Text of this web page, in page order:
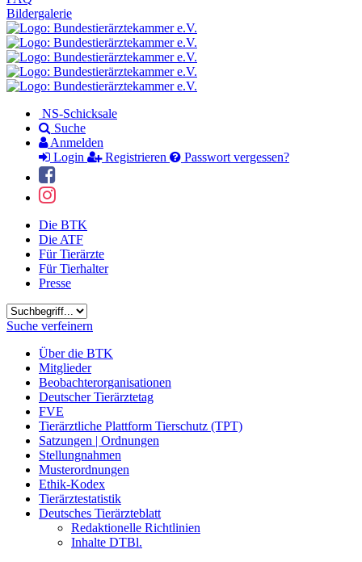
Bildergalerie
NS-Schicksale
Suche
Anmelden
Login
Registrieren Passwort vergessen?
Die BTK
Die ATF
Für Tierärzte
Für Tierhalter
Presse
Suchbegriff
Suche verfeinern
Über die BTK
Mitglieder
Beobachterorganisationen
Deutscher Tierärztetag
FVE
Tierärztliche Plattform Tierschutz (TPT)
Satzungen | Ordnungen
Stellungnahmen
Musterordnungen
Ethik-Kodex
Tierärztestatistik
Deutsches Tierärzteblatt
Redaktionelle Richtlinien
Inhalte DTBl.